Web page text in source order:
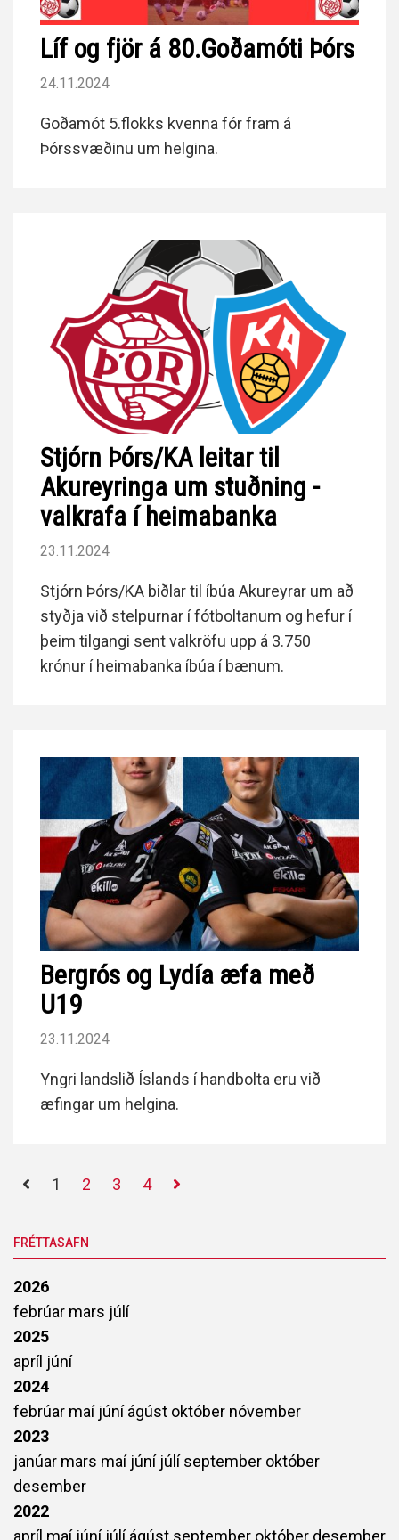
Líf og fjör á 80.Goðamóti Þórs
24.11.2024
Goðamót 5.flokks kvenna fór fram á
Þórssvæðinu um helgina.
Stjórn Þórs/KA leitar til
Akureyringa um stuðning -
valkrafa í heimabanka
23.11.2024
Stjórn Þórs/KA biðlar til íbúa Akureyrar um að
styðja við stelpurnar í fótboltanum og hefur í
þeim tilgangi sent valkröfu upp á 3.750
krónur í heimabanka íbúa í bænum.
Bergrós og Lydía æfa með
U19
23.11.2024
Yngri landslið Íslands í handbolta eru við
æfingar um helgina.
1 2 3 4
FRÉTTASAFN
2026
febrúar mars júlí
2025
apríl júní
2024
febrúar maí júníágúst október nóvember
2023
janúar mars maí júní júlíseptember október
desember
2022
apríl maí júní júlíágúst september október desember